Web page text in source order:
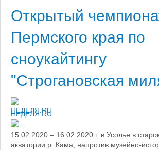
Открытый
Пермского края по
сноукайтингу
"Строгановская
НЕДЕЛЯ.RU
15.02.2020 – 16.02.2020 г. в Усолье в
акватории р. Кама, напротив музейно-